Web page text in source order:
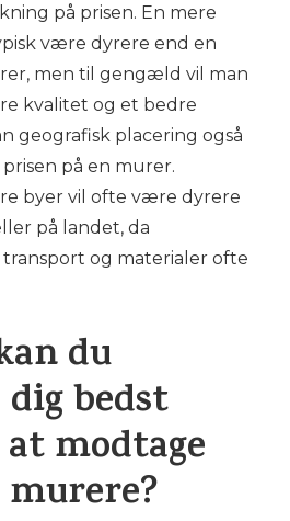
på prisen. En mere
være dyrere end en
men til gengæld vil man
kvalitet og et bedre
geografisk placering også
på en murer.
byer vil ofte være dyrere
på landet, da
og materialer ofte
du
bedst
modtage